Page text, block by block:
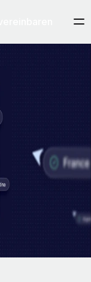
Belegschaften vieler
auch die